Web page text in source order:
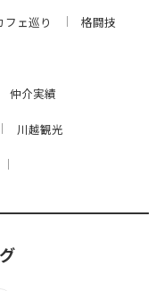
フェ巡り 格闘技
仲介実績
川越観光